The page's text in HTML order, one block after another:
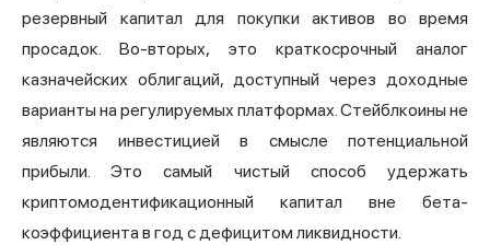
резервный капитал для покупки активов во время
просадок. Во-вторых, это краткосрочный аналог
казначейских облигаций, доступный через доходные
варианты на регулируемых платформах. Стейблкоины не
являются инвестицией в смысле потенциальной
прибыли. Это самый чистый способ удержать
криптомодентификационный капитал вне бета-
коэффициента в год с дефицитом ликвидности.